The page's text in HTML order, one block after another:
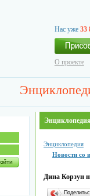
Нас уже 33
О проекте
Энциклопедия
Энциклопедия
Новости со
Дина Корзун